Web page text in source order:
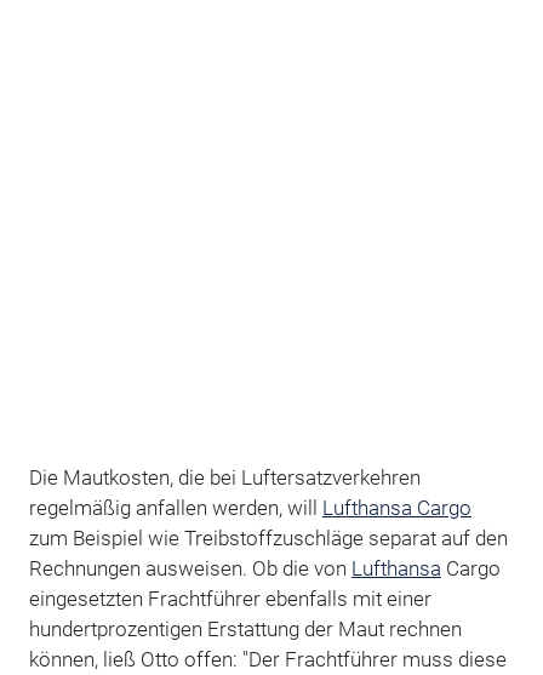
Die Mautkosten, die bei Luftersatzverkehren
regelmäßig anfallen werden, will Lufthansa Cargo
zum Beispiel wie Treibstoffzuschläge separat auf den
Rechnungen ausweisen. Ob die von Lufthansa Cargo
eingesetzten Frachtführer ebenfalls mit einer
hundertprozentigen Erstattung der Maut rechnen
können, ließ Otto offen: "Der Frachtführer muss diese